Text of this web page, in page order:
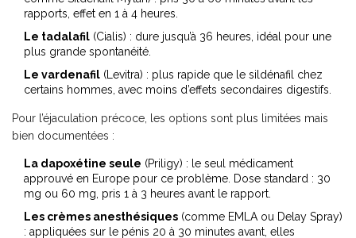
rapports, effet en 1 à 4 heures.
Le tadalafil (Cialis) : dure jusqu’à 36 heures, idéal pour une
plus grande spontanéité.
Le vardenafil (Levitra) : plus rapide que le sildénafil chez
certains hommes, avec moins d’effets secondaires digestifs.
Pour l’éjaculation précoce, les options sont plus limitées mais
bien documentées :
La dapoxétine seule (Priligy) : le seul médicament
approuvé en Europe pour ce problème. Dose standard : 30
mg ou 60 mg, pris 1 à 3 heures avant le rapport.
Les crèmes anesthésiques (comme EMLA ou Delay Spray)
: appliquées sur le pénis 20 à 30 minutes avant, elles